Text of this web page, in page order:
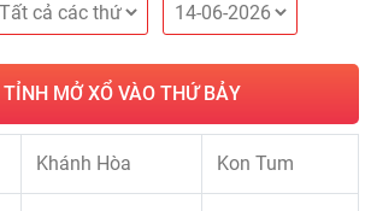
TỈNH MỞ XỔ VÀO THỨ BẢY
Khánh Hòa Kon Tum